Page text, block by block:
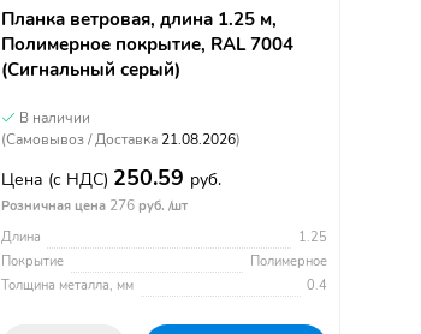
Планка ветровая, длина 1.25 м,
Полимерное покрытие, RAL 7004
(Сигнальный серый)
В наличии
(Самовывоз / Доставка 21.08.2026)
Цена (с НДС) 250.59 руб.
Розничная цена 276руб. /шт
Длина
1.25
Покрытие
Полимерное
Толщина металла, мм
0.4